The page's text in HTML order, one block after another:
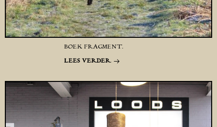
BOEK FRAGMENT.
LEES VERDER